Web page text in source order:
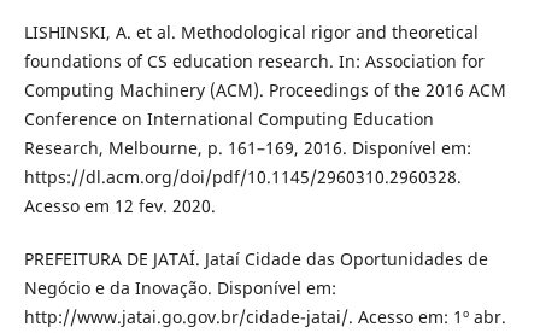
LISHINSKI, A. et al. Methodological rigor and theoretical
foundations of CS education research. In: Association for
Computing Machinery (ACM). Proceedings of the 2016 ACM
Conference on International Computing Education
Research, Melbourne, p. 161–169, 2016. Disponível em:
https://dl.acm.org/doi/pdf/10.1145/2960310.2960328.
Acesso em 12 fev. 2020.
PREFEITURA DE JATAÍ. Jataí Cidade das Oportunidades de
Negócio e da Inovação. Disponível em:
http://www.jatai.go.gov.br/cidade-jatai/. Acesso em: 1º abr.